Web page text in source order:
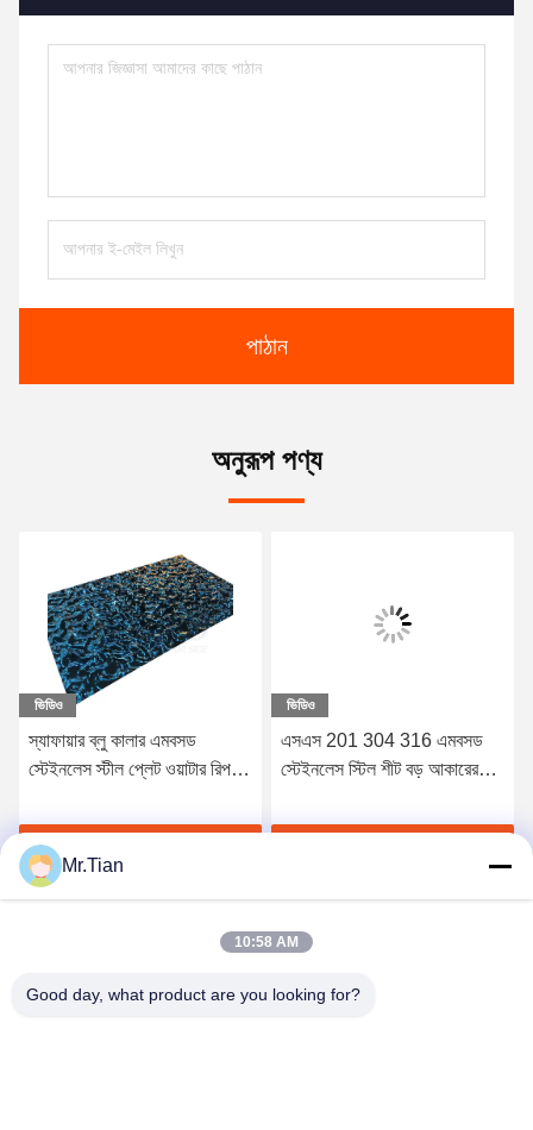
পাঠান
অনুরূপ পণ্য
ভিডিও
স্যাফায়ার ব্লু কালার এমবসড
স্টেইনলেস স্টীল প্লেট ওয়াটার রিপল
ভিডিও
এসএস 201 304 316 এমবসড
স্টেইনলেস স্টিল শীট বড় আকারের
Mr.Tian
10:58 AM
Good day, what product are you looking for?